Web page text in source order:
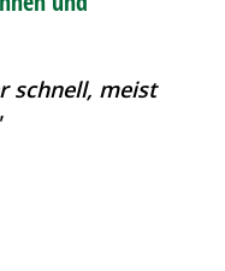
schnell, meist